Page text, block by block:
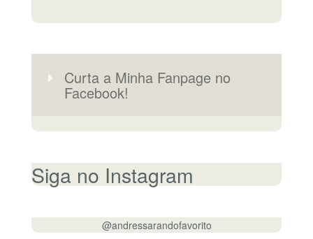
Curta a Minha Fanpage no
Facebook!
Siga no Instagram
@andressarandofavorito